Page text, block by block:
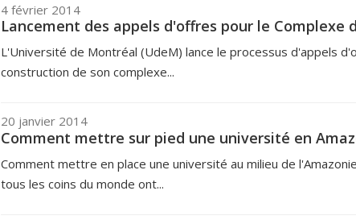
4 février 2014
Lancement des appels d'offres pour le Complexe
L'Université de Montréal (UdeM) lance le processus d'appels
construction de son complexe...
20 janvier 2014
Comment mettre sur pied une université en
Comment mettre en place une université au milieu de
tous les coins du monde ont...